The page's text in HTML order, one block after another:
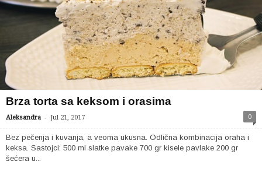
Brza torta sa keksom i orasima
Aleksandra - Jul 21, 2017 0
Bez pečenja i kuvanja, a veoma ukusna. Odlična kombinacija oraha i
keksa. Sastojci: 500 ml slatke pavake 700 gr kisele pavlake 200 gr
šećera u...